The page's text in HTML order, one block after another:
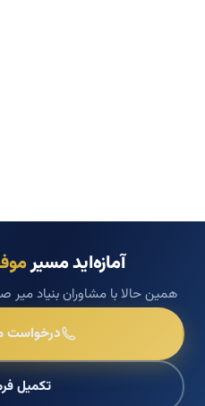
آمازه‌اید مسیر
همین حالا با مشاوران بنیاد میر
درخواست
تکمیل